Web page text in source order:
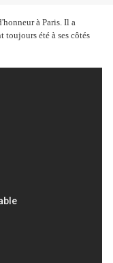
à Paris. Il a
toujours été à ses côtés